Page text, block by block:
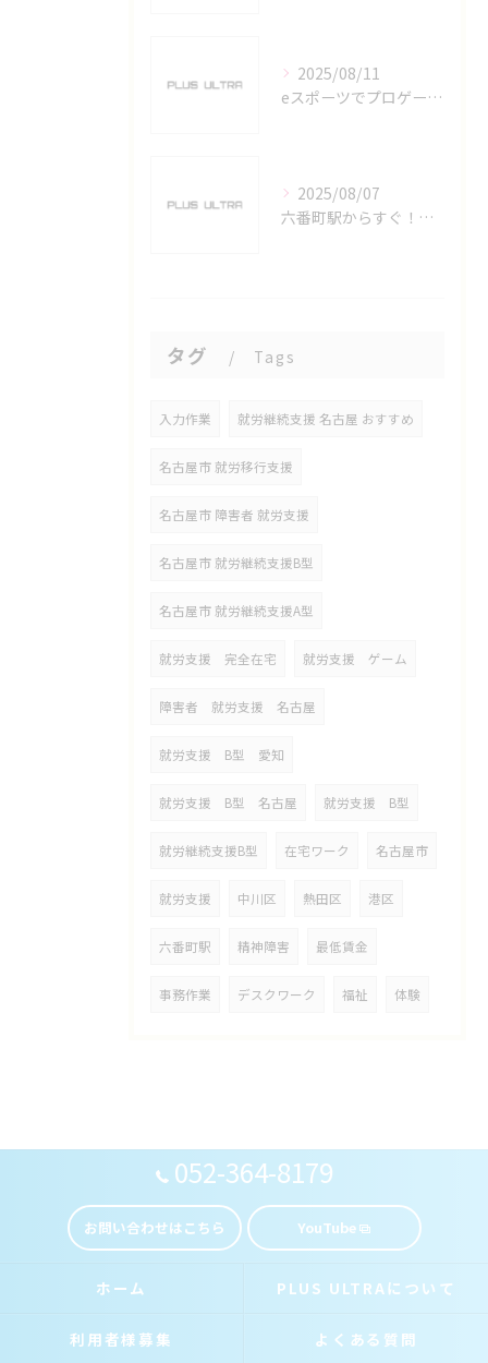
2025/08/11
eスポーツでプロゲーマーを目指す愛知県名古屋市の最新キャリアガイド
2025/08/07
六番町駅からすぐ！名古屋のeスポーツ施設で快適なプレイ環境を確保
タグ Tags
入力作業 就労継続支援 名古屋 おすすめ
名古屋市 就労移行支援
名古屋市 障害者 就労支援
名古屋市 就労継続支援B型
名古屋市 就労継続支援A型
就労支援 完全在宅 就労支援 ゲーム
障害者 就労支援 名古屋
就労支援 B型 愛知
就労支援 B型 名古屋 就労支援 B型
就労継続支援B型 在宅ワーク 名古屋市
就労支援 中川区 熱田区 港区
六番町駅 精神障害 最低賃金
事務作業 デスクワーク 福祉 体験
052-364-8179
お問い合わせはこちら YouTube
ホーム PLUS ULTRAについて
利用者様募集 よくある質問